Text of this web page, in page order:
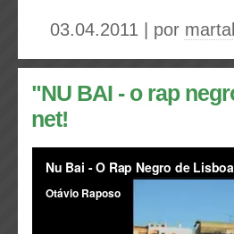
03.04.2011 | por
"NU BAI - o rap
net!